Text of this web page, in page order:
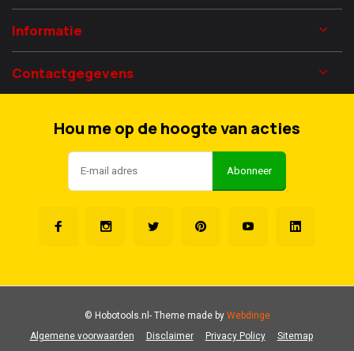
Informatie
Contactgegevens
Hou me op de hoogte van acties
Abonneer
Algemene voorwaarden Disclaimer Privacy Policy Sitemap
© Hobotools.nl- Theme made byWebdinge